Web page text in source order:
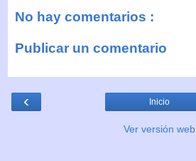
No hay comentarios :
Publicar un comentario
‹ Inicio
Ver versión web